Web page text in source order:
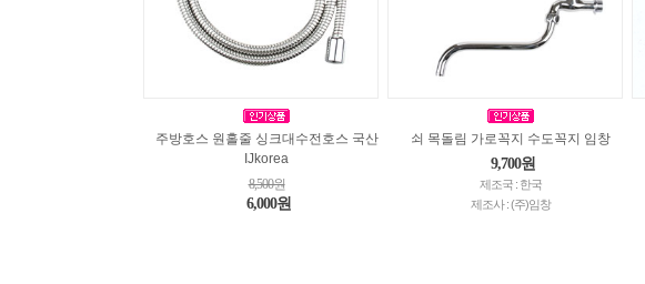
주방호스 원홀줄 싱크대수전호스 국산
IJkorea
8,500원
6,000원
쇠 목돌림 가로꼭지 수도꼭지 임창
9,700원
제조국 : 한국
제조사 : (주)임창